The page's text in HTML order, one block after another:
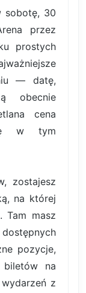
sobotę, 30
przez
prostych
— datę,
obecnie
cena
w tym
zostajesz
na której
Tam masz
pozycje,
biletów na
z